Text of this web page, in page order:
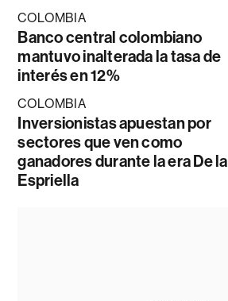
COLOMBIA
Banco central colombiano
mantuvo inalterada la tasa de
interés en 12%
COLOMBIA
Inversionistas apuestan por
sectores que ven como
ganadores durante la era De la
Espriella